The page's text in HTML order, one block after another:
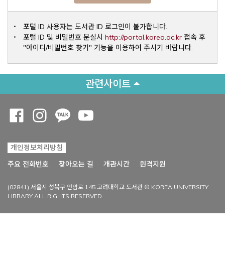
포털 ID 사용자는 도서관 ID 로그인이 불가합니다.
포털 ID 및 비밀번호 분실시 http://portal.korea.ac.krOpens a
접속 후
"아이디/비밀번호 찾기" 기능을 이용하여 주시기 바랍니다.
관련사이트
개인정보처리방침
주요 전화번호
찾아오는 길 개관시간 원격지원
(02841) 서울시 성북구 안암로 145 고려대학교 도서관 © KOREA UNIVERSITY
LIBRARY ALL RIGHTS RESERVED.
Opens a new window
Opens a new window
Opens a new window